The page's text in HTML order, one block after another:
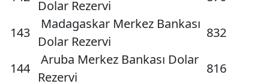
Dolar Rezervi
143
Madagaskar Merkez Bankası
Dolar Rezervi
832
144
Aruba Merkez Bankası Dolar
Rezervi
816